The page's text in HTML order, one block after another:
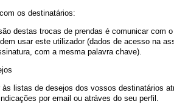
os destinatários:
destas trocas de prendas é comunicar com
usar este utilizador (dados de acesso na
com a mesma palavra chave).
às listas de desejos dos vossos destinatários
por email ou atráves do seu perfil.